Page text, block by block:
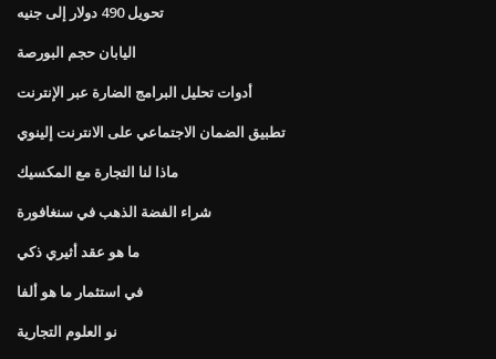
تحويل 490 دولار إلى جنيه
اليابان حجم البورصة
أدوات تحليل البرامج الضارة عبر الإنترنت
تطبيق الضمان الاجتماعي على الانترنت إلينوي
ماذا لنا التجارة مع المكسيك
شراء الفضة الذهب في سنغافورة
ما هو عقد أثيري ذكي
في استثمار ما هو ألفا
نو العلوم التجارية